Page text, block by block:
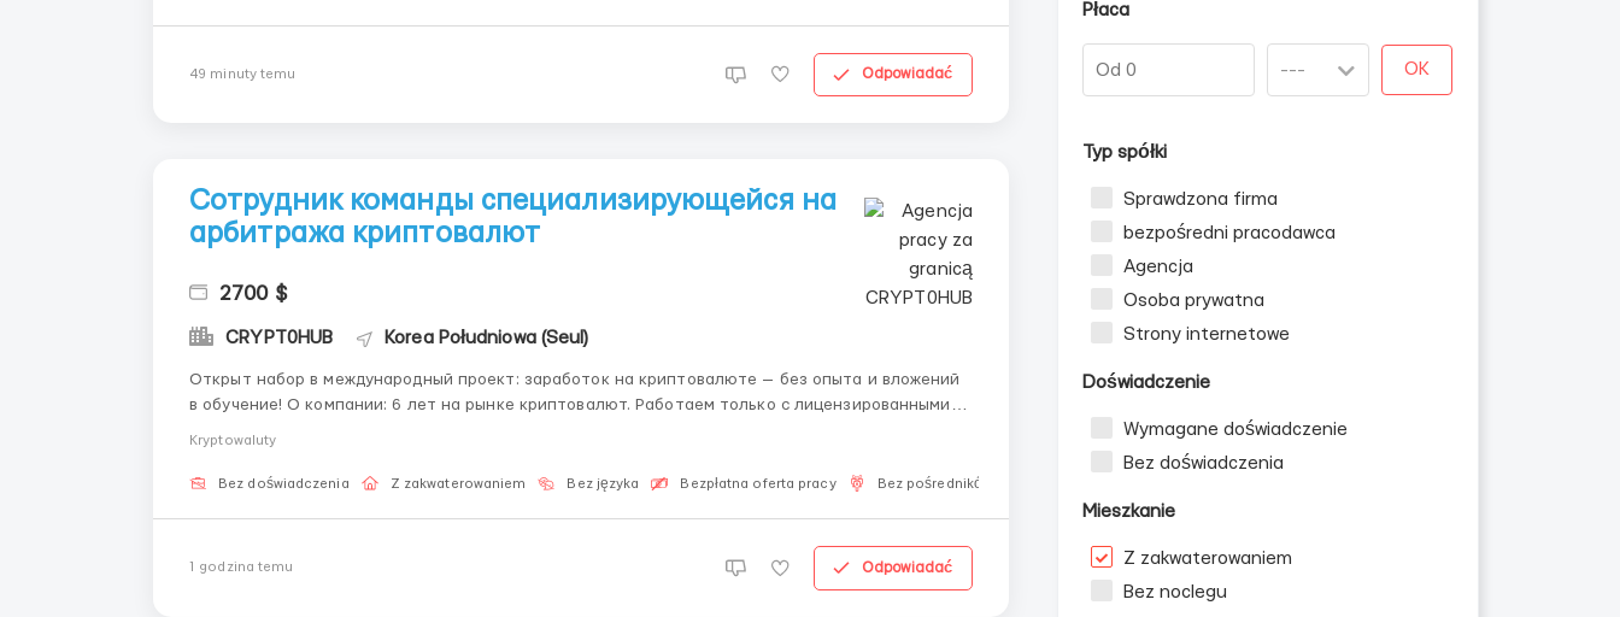
49 minuty temu Odpowiadać
Сотрудник команды специализирующейся на
арбитража криптовалют
2700 $
CRYPT0HUB Korea Południowa (Seul)
Открыт набор в международный проект: заработок на криптовалюте — без опыта и вложений
в обучение! О компании: 6 лет на рынке криптовалют. Работаем только с лицензированными
Kryptowaluty
Bez doświadczenia Z zakwaterowaniem Bez języka Bezpłatna oferta pracy Bez pośredników
1 godzina temu Odpowiadać
Płaca
OK
Typ spółki
Sprawdzona firma
bezpośredni pracodawca
Agencja
Osoba prywatna
Strony internetowe
Doświadczenie
Wymagane doświadczenie
Bez doświadczenia
Mieszkanie
Z zakwaterowaniem
Bez noclegu